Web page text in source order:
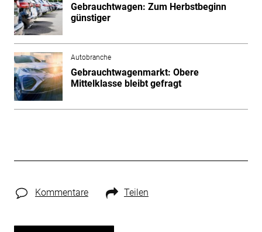
Gebrauchtwagen: Zum Herbstbeginn
günstiger
Autobranche
Gebrauchtwagenmarkt: Obere
Mittelklasse bleibt gefragt
Kommentare Teilen